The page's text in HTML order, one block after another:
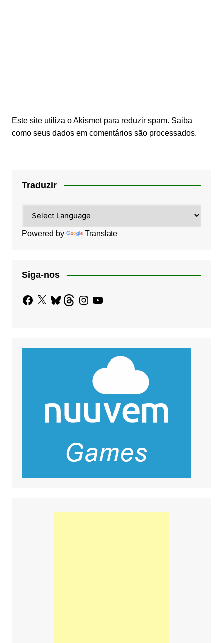
Este site utiliza o Akismet para reduzir spam. Saiba
como seus dados em comentários são processados.
Traduzir
Powered by Translate
Siga-nos
Facebook
X BlueskyThreadsInstagram
YouTube